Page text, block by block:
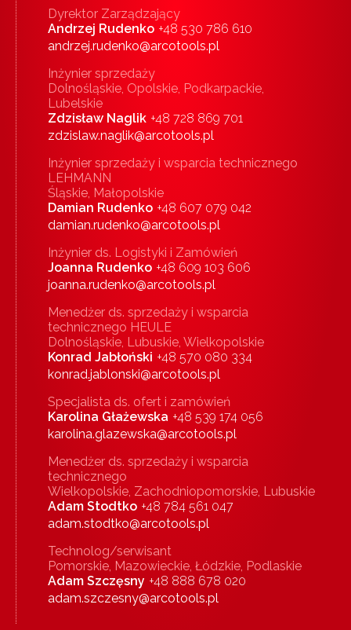
Dyrektor Zarządzający
Andrzej Rudenko +48 530 786 610
andrzej.rudenko@arcotools.pl
Inżynier sprzedaży
Dolnośląskie, Opolskie, Podkarpackie,
Lubelskie
Zdzisław Naglik +48 728 869 701
zdzislaw.naglik@arcotools.pl
Inżynier sprzedaży i wsparcia technicznego
LEHMANN
Śląskie, Małopolskie
Damian Rudenko +48 607 079 042
damian.rudenko@arcotools.pl
Inżynier ds. Logistyki i Zamówień
Joanna Rudenko +48 609 103 606
joanna.rudenko@arcotools.pl
Menedżer ds. sprzedaży i wsparcia
technicznego HEULE
Dolnośląskie, Lubuskie, Wielkopolskie
Konrad Jabłoński +48 570 080 334
konrad.jablonski@arcotools.pl
Specjalista ds. ofert i zamówień
Karolina Głażewska +48 539 174 056
karolina.glazewska@arcotools.pl
Menedżer ds. sprzedaży i wsparcia
technicznego
Wielkopolskie, Zachodniopomorskie, Lubuskie
Adam Stodtko +48 784 561 047
adam.stodtko@arcotools.pl
Technolog/serwisant
Pomorskie, Mazowieckie, Łódzkie, Podlaskie
Adam Szczęsny +48 888 678 020
adam.szczesny@arcotools.pl